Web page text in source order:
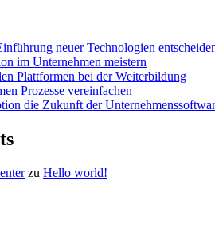
neuer Technologien
im Unternehmen meistern
Plattformen bei der Weiterbildung
Prozesse vereinfachen
die Zukunft der
zu Hello world!